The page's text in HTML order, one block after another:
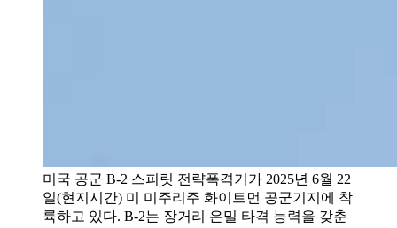
미국 공군 B-2 스피릿 전략폭격기가 2025년 6월 22
일(현지시간) 미 미주리주 화이트먼 공군기지에 착
륙하고 있다. B-2는 장거리 은밀 타격 능력을 갖춘